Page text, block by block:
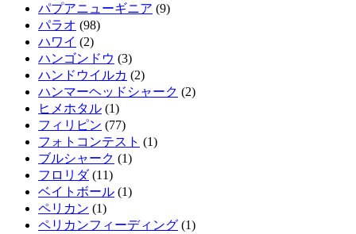
パプアニューギニア (9)
パラオ (98)
ハワイ (2)
ハンゴンドウ (3)
ハンドウイルカ (2)
ハンマーヘッドシャーク (2)
ヒメホタル (1)
フィリピン (77)
フォトコンテスト (1)
ブルシャーク (1)
フロリダ(11)
ベイトボール (1)
ペリカン (1)
ペリカンフィーディング (1)